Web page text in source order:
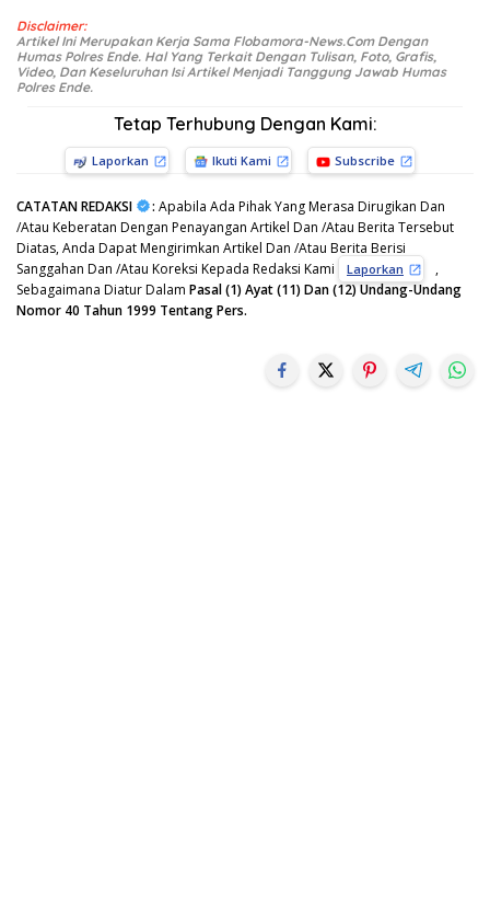
Disclaimer:
Artikel Ini Merupakan Kerja Sama Flobamora-News.Com Dengan
Humas Polres Ende. Hal Yang Terkait Dengan Tulisan, Foto, Grafis,
Video, Dan Keseluruhan Isi Artikel Menjadi Tanggung Jawab Humas
Polres Ende.
Tetap Terhubung Dengan Kami:
Laporkan Ikuti Kami Subscribe
CATATAN REDAKSI : Apabila Ada Pihak Yang Merasa Dirugikan Dan
/Atau Keberatan Dengan Penayangan Artikel Dan /Atau Berita Tersebut
Diatas, Anda Dapat Mengirimkan Artikel Dan /Atau Berita Berisi
Sanggahan Dan /Atau Koreksi Kepada Redaksi Kami
Laporkan
,
Sebagaimana Diatur Dalam Pasal (1) Ayat (11) Dan (12) Undang-Undang
Nomor 40 Tahun 1999 Tentang Pers.